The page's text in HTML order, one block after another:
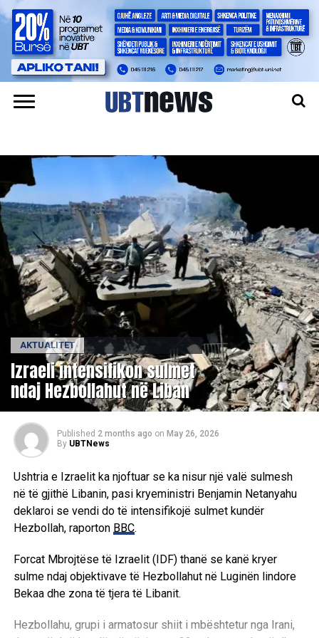
AKTUALITET
Izraeli intensifikon sulmet
ndaj Hezbollahut në Liban
Published 2 months ago on May 26, 2026
By UBTNews
Ushtria e Izraelit ka njoftuar se ka nisur një valë sulmesh
në të gjithë Libanin, pasi kryeministri Benjamin Netanyahu
deklaroi se vendi do të intensifikojë sulmet kundër
Hezbollah, raporton BBC.
Forcat Mbrojtëse të Izraelit (IDF) thanë se kanë kryer
sulme ndaj objektivave të Hezbollahut në Luginën lindore
Bekaa dhe zona të tjera të Libanit.
Hezbollahu, grupi i armatosur shiit i mbështetur nga Irani,